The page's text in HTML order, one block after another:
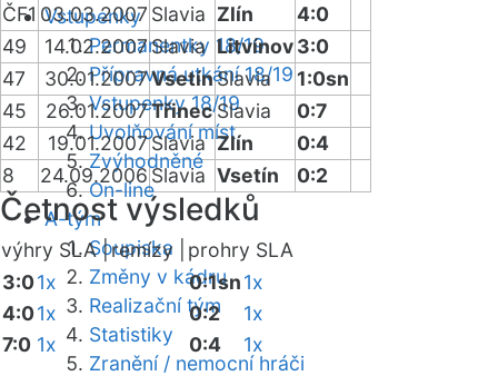
Vstupenky
Permanentky 18/19
Přípravná utkání 18/19
Vstupenky 18/19
Uvolňování míst
Zvýhodněné
On-line
A-tým
Soupiska
Změny v kádru
Realizační tým
Statistiky
Zranění / nemocní hráči
ČF1 03.03.2007 Slavia Zlín
4:0
49
14.02.2007Slavia Litvínov3:0
47
30.01.2007VsetínSlavia
1:0sn
45
26.01.2007Třinec Slavia
0:7
42
19.01.2007Slavia Zlín
0:4
8
24.09.2006Slavia Vsetín 0:2
Četnost výsledků
výhry SLA |remízy |
prohry SLA
3:01x
4:01x
7:0 1x
0:1sn1x
0:2
1x
0:4
1x